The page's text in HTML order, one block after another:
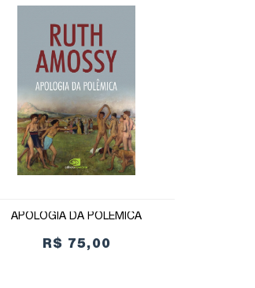
APOLOGIA DA POLÊMICA
R$ 75,00